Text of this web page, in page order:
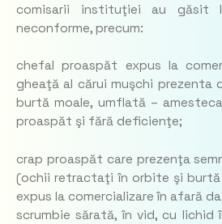
comisarii instituţiei au găsit
neconforme, precum:
chefal proaspăt expus la
gheaţă al cărui muşchi prezenta
burtă moale, umflată –
proaspăt şi fără deficienţe;
crap proaspăt care prezenţa
(ochii retractaţi în orbite şi burtă
expus la comercializare în afară
scrumbie sărată, în vid, cu lichid